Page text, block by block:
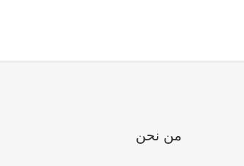
من نحن